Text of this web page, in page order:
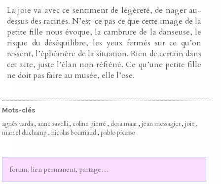
La joie va avec ce sentiment de légèreté, de nager au-
dessus des racines. N’est-ce pas ce que cette image de la
petite fille nous évoque, la cambrure de la danseuse, le
risque du déséquilibre, les yeux fermés sur ce qu’on
ressent, l’éphémère de la situation. Rien de certain dans
cet acte, juste l’élan non réfréné. Ce qu’une petite fille
ne doit pas faire au musée, elle l’ose.
Mots-clés
agnès varda, anne savelli, coline pierré , dora maar,jean messagier,joie ,
marcel duchamp ,nicolas bourriaud,pablo picasso
forum, lien permanent, partage…